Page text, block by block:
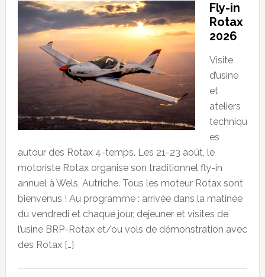
Fly-in
Rotax
2026
Visite
d’usine
et
ateliers
techniqu
es
autour des Rotax 4-temps. Les 21-23 août, le
motoriste Rotax organise son traditionnel fly-in
annuel à Wels, Autriche. Tous les moteur Rotax sont
bienvenus ! Au programme : arrivée dans la matinée
du vendredi et chaque jour, dejeuner et visites de
l’usine BRP-Rotax et/ou vols de démonstration avec
des Rotax […]